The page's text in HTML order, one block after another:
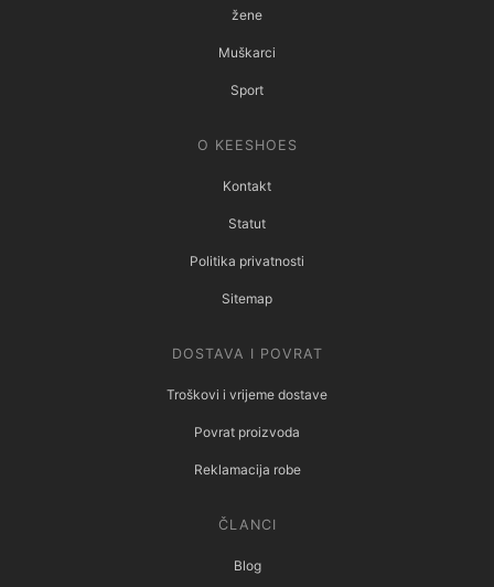
žene
Muškarci
Sport
O KEESHOES
Kontakt
Statut
Politika privatnosti
Sitemap
DOSTAVA I POVRAT
Troškovi i vrijeme dostave
Povrat proizvoda
Reklamacija robe
ČLANCI
Blog